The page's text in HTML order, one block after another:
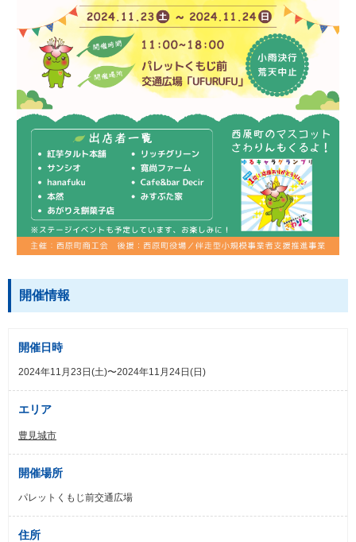
開催情報
開催日時
2024年11月23日(土)〜2024年11月24日(日)
エリア
豊見城市
開催場所
パレットくもじ前交通広場
住所